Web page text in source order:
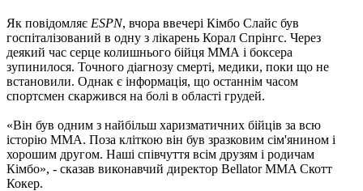
Як повідомляє ESPN, вчора ввечері Кімбо Слайс був
госпіталізований в одну з лікарень Корал Спрінгс. Через
деякий час серце колишнього бійця ММА і боксера
зупинилося. Точного діагнозу смерті, медики, поки що не
встановили. Однак є інформація, що останнім часом
спортсмен скаржився на болі в області грудей.
«Він був одним з найбільш харизматичних бійців за всю
історію ММА. Поза кліткою він був зразковим сім'янином і
хорошим другом. Наші співчуття всім друзям і родичам
Кімбо», - сказав виконавчий директор Bellator MMA Скотт
Кокер.